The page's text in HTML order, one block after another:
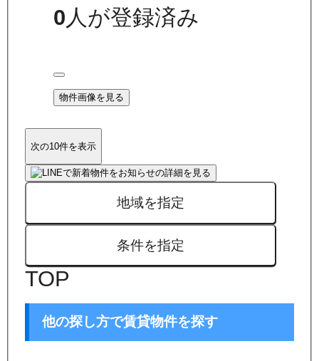
0人が登録済み
物件画像を見る
次の10件を表示
地域を指定
条件を指定
TOP
他の探し方で賃貸物件を探す